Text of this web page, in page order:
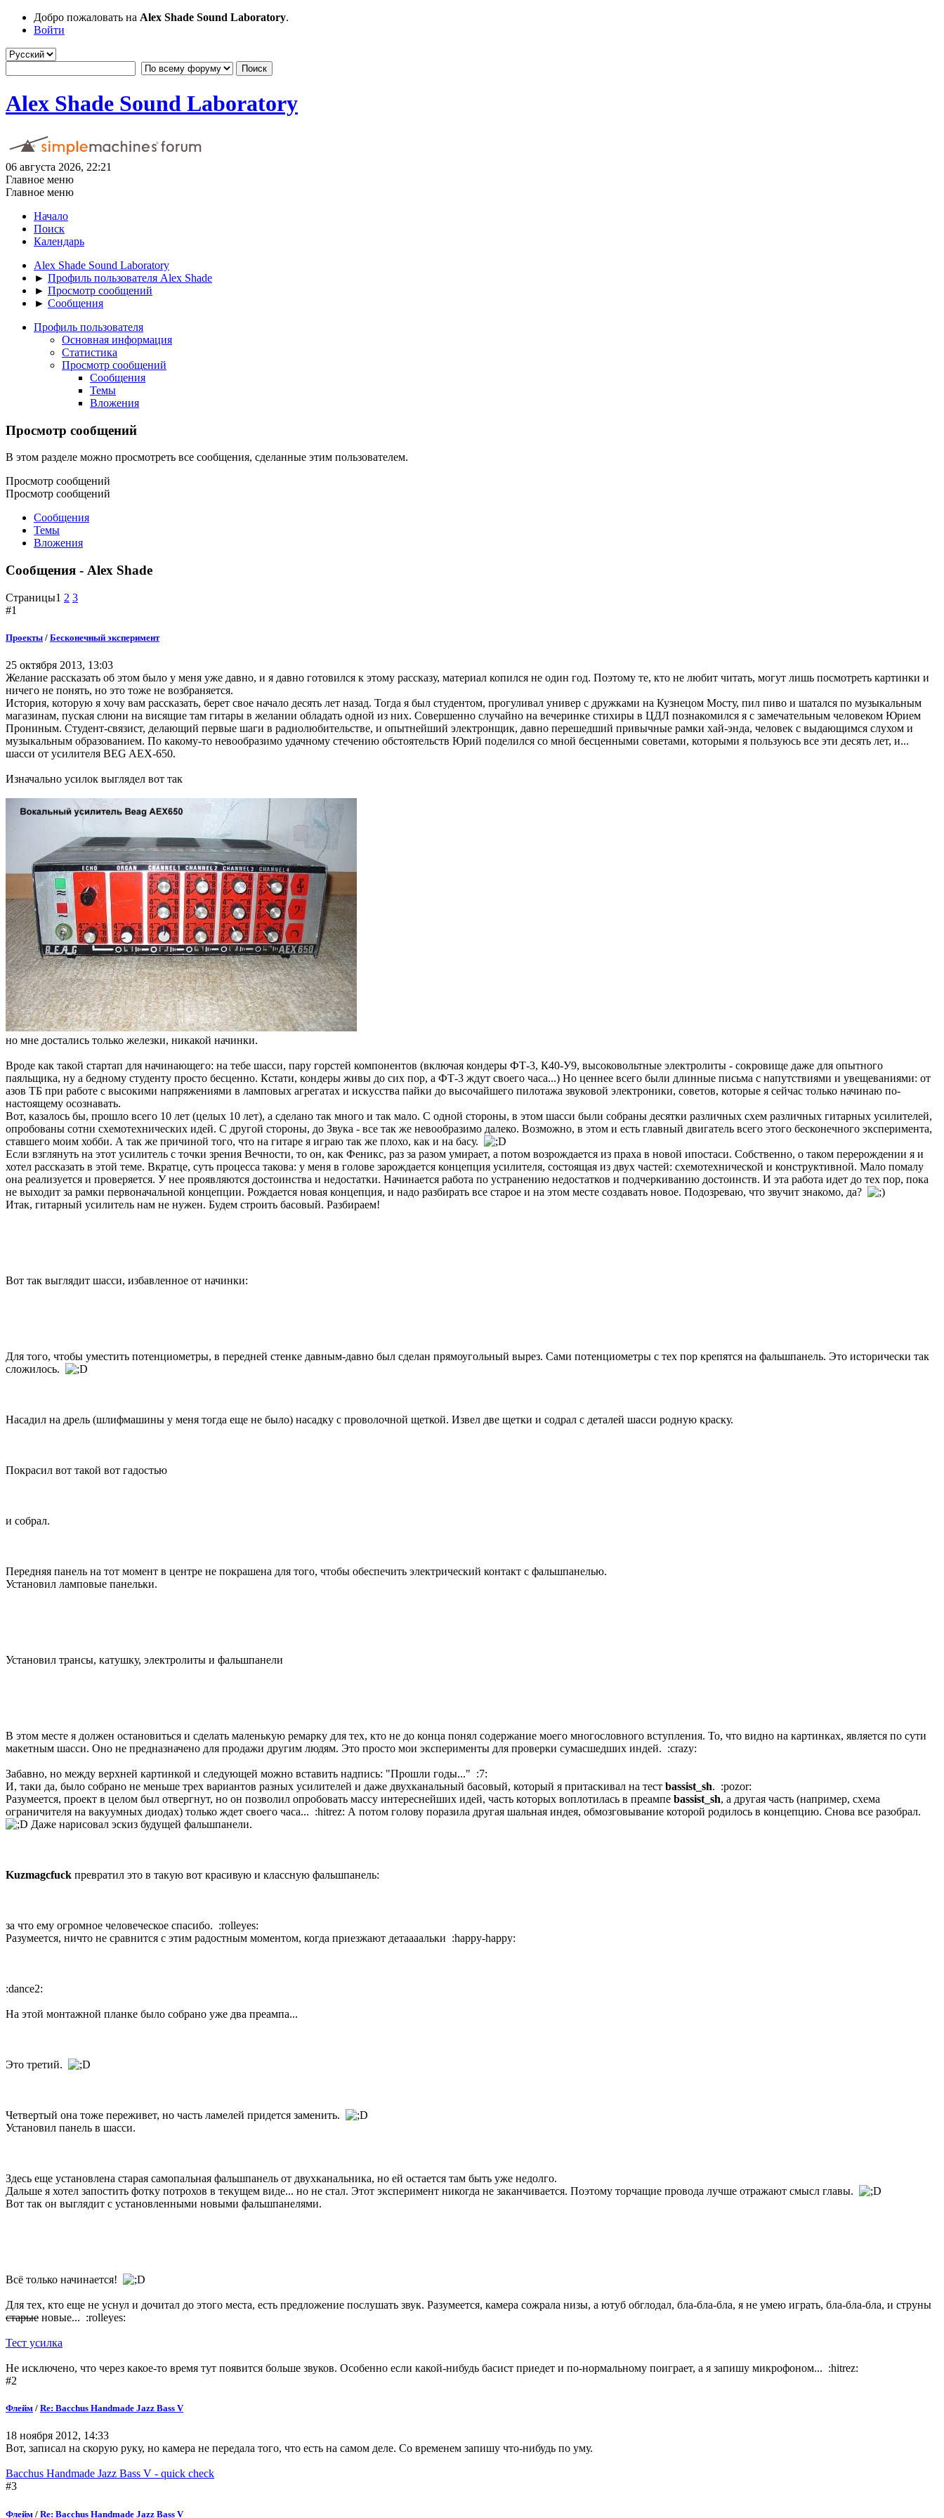
Добро пожаловать на Alex Shade Sound Laboratory.
Войти
Alex Shade Sound Laboratory
06 августа 2026, 22:21
Главное меню
Главное меню
Начало
Поиск
Календарь
Alex Shade Sound Laboratory
► Профиль пользователя Alex Shade
► Просмотр сообщений
► Сообщения
Профиль пользователя
Основная информация
Статистика
Просмотр сообщений
Сообщения
Темы
Вложения
Просмотр сообщений
В этом разделе можно просмотреть все сообщения, сделанные этим пользователем.
Просмотр сообщений
Просмотр сообщений
Сообщения
Темы
Вложения
Сообщения - Alex Shade
Страницы1 2 3
#1
Проекты / Бесконечный эксперимент
25 октября 2013, 13:03
Желание рассказать об этом было у меня уже давно, и я давно готовился к этому рассказу, материал копился не один год. Поэтому те, кто не любит читать, могут лишь посмотреть картинки и
ничего не понять, но это тоже не возбраняется.
История, которую я хочу вам рассказать, берет свое начало десять лет назад. Тогда я был студентом, прогуливал универ с дружками на Кузнецом Мосту, пил пиво и шатался по музыкальным
магазинам, пуская слюни на висящие там гитары в желании обладать одной из них. Совершенно случайно на вечеринке стихиры в ЦДЛ познакомился я с замечательным человеком Юрием
Прониным. Студент-связист, делающий первые шаги в радиолюбительстве, и опытнейший электронщик, давно перешедший привычные рамки хай-энда, человек с выдающимся слухом и
музыкальным образованием. По какому-то невообразимо удачному стечению обстоятельств Юрий поделился со мной бесценными советами, которыми я пользуюсь все эти десять лет, и...
шасси от усилителя BEG AEX-650.
Изначально усилок выглядел вот так
но мне достались только железки, никакой начинки.
Вроде как такой стартап для начинающего: на тебе шасси, пару горстей компонентов (включая кондеры ФТ-3, К40-У9, высоковольтные электролиты - сокровище даже для опытного
паяльщика, ну а бедному студенту просто бесценно. Кстати, кондеры живы до сих пор, а ФТ-3 ждут своего часа...) Но ценнее всего были длинные письма с напутствиями и увещеваниями: от
азов ТБ при работе с высокими напряжениями в ламповых агрегатах и искусства пайки до высочайшего пилотажа звуковой электроники, советов, которые я сейчас только начинаю по-
настоящему осознавать.
Вот, казалось бы, прошло всего 10 лет (целых 10 лет), а сделано так много и так мало. С одной стороны, в этом шасси были собраны десятки различных схем различных гитарных усилителей,
опробованы сотни схемотехнических идей. С другой стороны, до Звука - все так же невообразимо далеко. Возможно, в этом и есть главный двигатель всего этого бесконечного эксперимента,
ставшего моим хобби. А так же причиной того, что на гитаре я играю так же плохо, как и на басу.
Если взглянуть на этот усилитель с точки зрения Вечности, то он, как Феникс, раз за разом умирает, а потом возрождается из праха в новой ипостаси. Собственно, о таком перерождении я и
хотел рассказать в этой теме. Вкратце, суть процесса такова: у меня в голове зарождается концепция усилителя, состоящая из двух частей: схемотехнической и конструктивной. Мало помалу
она реализуется и проверяется. У нее проявляются достоинства и недостатки. Начинается работа по устранению недостатков и подчеркиванию достоинств. И эта работа идет до тех пор, пока
не выходит за рамки первоначальной концепции. Рождается новая концепция, и надо разбирать все старое и на этом месте создавать новое. Подозреваю, что звучит знакомо, да?
Итак, гитарный усилитель нам не нужен. Будем строить басовый. Разбираем!
Вот так выглядит шасси, избавленное от начинки:
Для того, чтобы уместить потенциометры, в передней стенке давным-давно был сделан прямоугольный вырез. Сами потенциометры с тех пор крепятся на фальшпанель. Это исторически так
сложилось.
Насадил на дрель (шлифмашины у меня тогда еще не было) насадку с проволочной щеткой. Извел две щетки и содрал с деталей шасси родную краску.
Покрасил вот такой вот гадостью
и собрал.
Передняя панель на тот момент в центре не покрашена для того, чтобы обеспечить электрический контакт с фальшпанелью.
Установил ламповые панельки.
Установил трансы, катушку, электролиты и фальшпанели
В этом месте я должен остановиться и сделать маленькую ремарку для тех, кто не до конца понял содержание моего многословного вступления. То, что видно на картинках, является по сути
макетным шасси. Оно не предназначено для продажи другим людям. Это просто мои эксперименты для проверки сумасшедших индей. :crazy:
Забавно, но между верхней картинкой и следующей можно вставить надпись: "Прошли годы..." :7:
И, таки да, было собрано не меньше трех вариантов разных усилителей и даже двухканальный басовый, который я притаскивал на тест bassist_sh. :pozor:
Разумеется, проект в целом был отвергнут, но он позволил опробовать массу интереснейших идей, часть которых воплотилась в преампе bassist_sh, а другая часть (например, схема
ограничителя на вакуумных диодах) только ждет своего часа... :hitrez: А потом голову поразила другая шальная индея, обмозговывание которой родилось в концепцию. Снова все разобрал.
Даже нарисовал эскиз будущей фальшпанели.
Kuzmagcfuck превратил это в такую вот красивую и классную фальшпанель:
за что ему огромное человеческое спасибо. :rolleyes:
Разумеется, ничто не сравнится с этим радостным моментом, когда приезжают детаааальки :happy-happy:
:dance2:
На этой монтажной планке было собрано уже два преампа...
Это третий.
Четвертый она тоже переживет, но часть ламелей придется заменить.
Установил панель в шасси.
Здесь еще установлена старая самопальная фальшпанель от двухканальника, но ей остается там быть уже недолго.
Дальше я хотел запостить фотку потрохов в текущем виде... но не стал. Этот эксперимент никогда не заканчивается. Поэтому торчащие провода лучше отражают смысл главы.
Вот так он выглядит с установленными новыми фальшпанелями.
Всё только начинается!
Для тех, кто еще не уснул и дочитал до этого места, есть предложение послушать звук. Разумеется, камера сожрала низы, а ютуб обглодал, бла-бла-бла, я не умею играть, бла-бла-бла, и струны
старые новые... :rolleyes:
Тест усилка
Не исключено, что через какое-то время тут появится больше звуков. Особенно если какой-нибудь басист приедет и по-нормальному поиграет, а я запишу микрофоном... :hitrez:
#2
Флейм / Re: Bacchus Handmade Jazz Bass V
18 ноября 2012, 14:33
Вот, записал на скорую руку, но камера не передала того, что есть на самом деле. Со временем запишу что-нибудь по уму.
Bacchus Handmade Jazz Bass V - quick check
#3
Флейм / Re: Bacchus Handmade Jazz Bass V